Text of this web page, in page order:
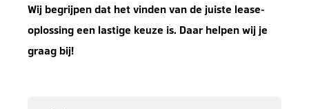
Wij begrijpen dat het vinden van de juiste lease-
oplossing een lastige keuze is. Daar helpen wij je
graag bij!